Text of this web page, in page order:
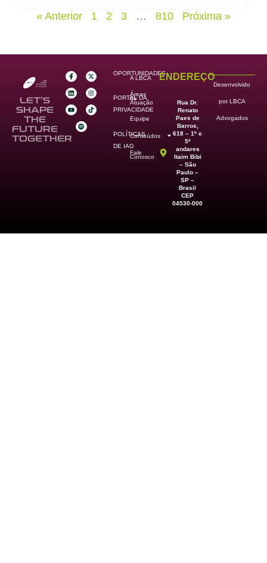
« Anterior 1 2 3 … 810 Próxima »
LET’S
SHAPE
THE
FUTURE
TOGETHER
OPORTUNIDADES
PORTAL DA
PRIVACIDADE
POLÍTICAS
DE IAG
A LBCA
Áreas
de
Atuação
Equipe
Conteúdos
Fale
Conosco
ENDEREÇO
Rua Dr.
Renato
Paes de
Barros,
618 – 1º e
5º
andares
Itaim Bibi
– São
Paulo –
SP –
Brasil
CEP
04530-000
Desenvolvido
por LBCA
Advogados